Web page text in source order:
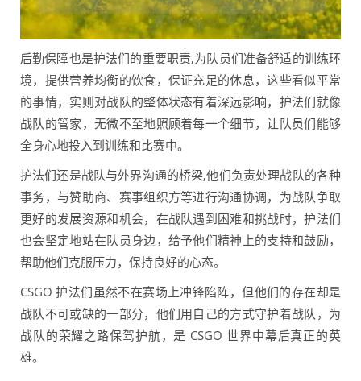
后勤保障也是护法们的重要职责,为队员们准备舒适的训练环
境，提供营养均衡的饮食，保证充足的休息，这些看似平常
的事情，实则对战队的整体状态有着深远影响，护法们就像
战队的管家，无微不至地照顾着每一个细节，让队员们能够
全身心地投入到训练和比赛中。
护法们还是战队与外界沟通的桥梁,他们负责处理战队的各种
事务，与赞助商、赛事组织方等进行沟通协调，为战队争取
更好的发展资源和机会，在战队遇到困难和挑战时，护法们
也会坚定地站在队员身边，给予他们精神上的支持和鼓励，
帮助他们克服压力，保持良好的心态。
CSGO 护法们虽然不在赛场上冲锋陷阵，但他们的存在却是
战队不可或缺的一部分，他们用自己的方式守护着战队，为
战队的荣耀之路保驾护航，是 CSGO 世界中幕后真正的英
雄。